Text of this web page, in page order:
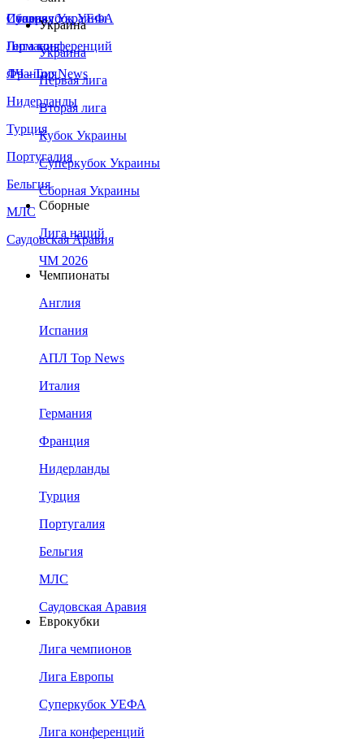
Сборная Украины
Италия
Германия
Франция
Нидерланды
Турция
Португалия
Бельгия
МЛС
Саудовская Аравия
Суперкубок УЕФА
Лига конференций
ЛЧ - Top News
Украина
Украина
Первая лига
Вторая лига
Кубок Украины
Суперкубок Украины
Сборная Украины
Сборные
Лига наций
ЧМ 2026
Чемпионаты
Англия
Испания
АПЛ Top News
Италия
Германия
Франция
Нидерланды
Турция
Португалия
Бельгия
МЛС
Саудовская Аравия
Еврокубки
Лига чемпионов
Лига Европы
Суперкубок УЕФА
Лига конференций